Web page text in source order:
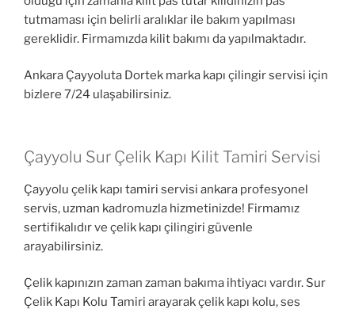
tutmaması için belirli aralıklar ile bakım yapılması
gereklidir. Firmamızda kilit bakımı da yapılmaktadır.
Ankara Çayyoluta Dortek marka kapı çilingir servisi için
bizlere 7/24 ulaşabilirsiniz.
Çayyolu Sur Çelik Kapı Kilit Tamiri Servisi
Çayyolu çelik kapı tamiri servisi ankara profesyonel
servis, uzman kadromuzla hizmetinizde! Firmamız
sertifikalıdır ve çelik kapı çilingiri güvenle
arayabilirsiniz.
Çelik kapınızın zaman zaman bakıma ihtiyacı vardır. Sur
Çelik Kapı Kolu Tamiri arayarak çelik kapı kolu, ses